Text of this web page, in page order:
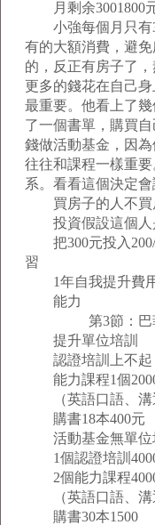
月剩余3001800
小強每個月只有
有的大額消費，避
的，反正有房子了
更多的錢花在自己
最重要。他看上了
了一個書單，購買
錢做活動基金，因
往往和課程一樣重
系。看看這個決定
買房子的人不買
投資假設這個人
把300元投入200/
習
1年自我提升費用
能力
第3節：巴菲
提升單位培訓
認證培訓上不起
能力課程1個
（英語口語、溝
購書18本400元
活動基金無單位
1個認證培訓
2個能力課程
（英語口語、溝
購書30本1500